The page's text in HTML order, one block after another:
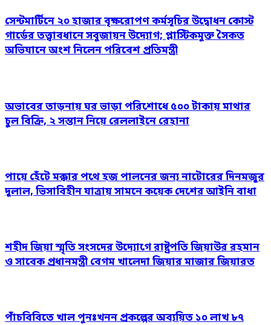
সেন্টমার্টিনে ২০ হাজার বৃক্ষরোপণ কর্মসূচির উদ্বোধন কোস্ট
গার্ডের তত্ত্বাবধানে সবুজায়ন উদ্যোগ; প্লাস্টিকমুক্ত সৈকত
অভিযানে অংশ নিলেন পরিবেশ প্রতিমন্ত্রী
অভাবের তাড়নায় ঘর ভাড়া পরিশোধে ৫০০ টাকায় মাথার
চুল বিক্রি, ২ সন্তান নিয়ে রেললাইনে রেহানা
পায়ে হেঁটে মক্কার পথে হজ পালনের জন্য নাটোরের দিনমজুর
দুলাল, ভিসাবিহীন যাত্রায় সামনে কয়েক দেশের আইনি বাধা
শহীদ জিয়া স্মৃতি সংসদের উদ্যোগে রাষ্ট্রপতি জিয়াউর রহমান
ও সাবেক প্রধানমন্ত্রী বেগম খালেদা জিয়ার মাজার জিয়ারত
পাঁচবিবিতে খাল পুনঃখনন প্রকল্পের অব্যয়িত ১০ লাখ ৮৭